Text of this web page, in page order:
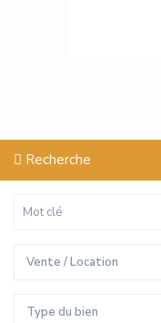
Recherche
Vente / Location
Type du bien